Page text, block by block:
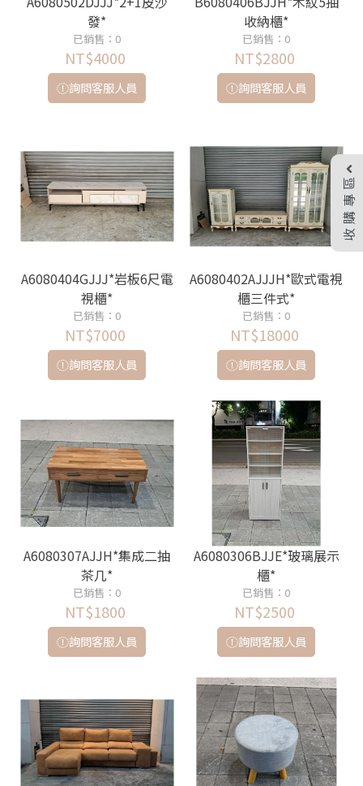
發*
已銷售：0
NT$4000
詢問客服人員
收納櫃*
已銷售：0
NT$2800
詢問客服人員
A6080404GJJJ*岩板6尺電
視櫃*
已銷售：0
NT$7000
詢問客服人員
A6080402AJJJH*歐式電視
櫃三件式*
已銷售：0
NT$18000
詢問客服人員
A6080307AJJH*集成二抽
茶几*
已銷售：0
NT$1800
詢問客服人員
A6080306BJJE*玻璃展示
櫃*
已銷售：0
NT$2500
詢問客服人員
收購專區